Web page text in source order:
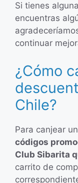
Si tienes
encuentras
continuar
¿Cómo
Chile?
Para canjear
códigos
Club Sibarita
carrito de